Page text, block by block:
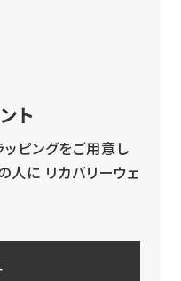
ト
ッピングをご用意し
人に リカバリーウェ